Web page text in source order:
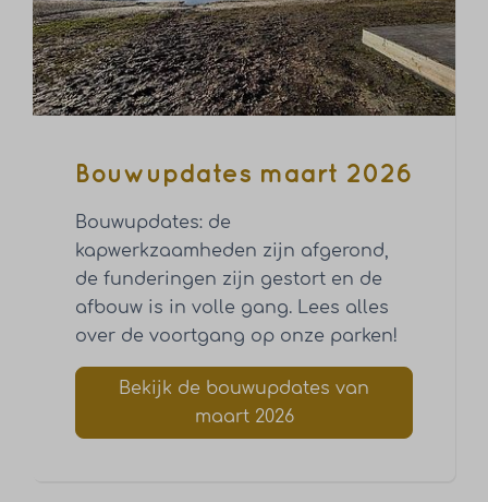
Bouwupdates maart 2026
Bouwupdates: de
kapwerkzaamheden zijn afgerond,
de funderingen zijn gestort en de
afbouw is in volle gang. Lees alles
over de voortgang op onze parken!
Bekijk de bouwupdates van
maart 2026